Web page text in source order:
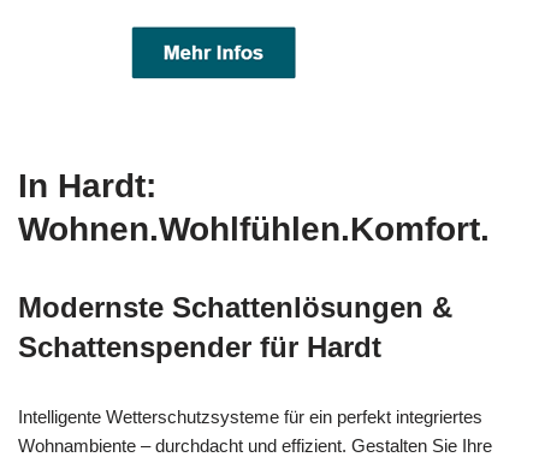
In Hardt:
Wohnen.Wohlfühlen.Komfort.
Modernste Schattenlösungen &
Schattenspender für Hardt
Intelligente Wetterschutzsysteme für ein perfekt integriertes
Wohnambiente – durchdacht und effizient. Gestalten Sie Ihre